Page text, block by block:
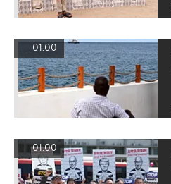
01:00
01:00